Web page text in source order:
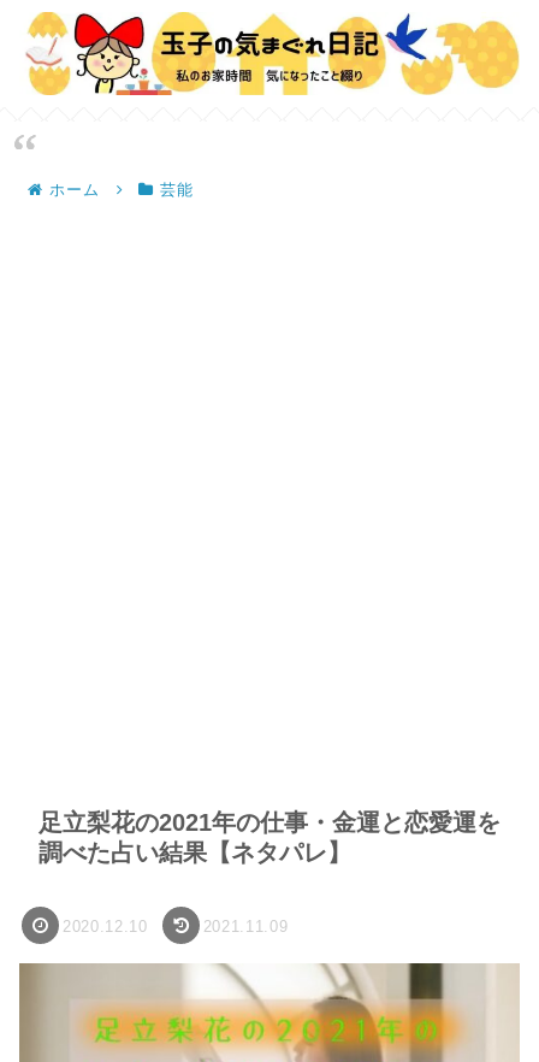
ホーム 芸能
足立梨花の2021年の仕事・金運と恋愛運を
調べた占い結果【ネタパレ】
2020.12.10 2021.11.09